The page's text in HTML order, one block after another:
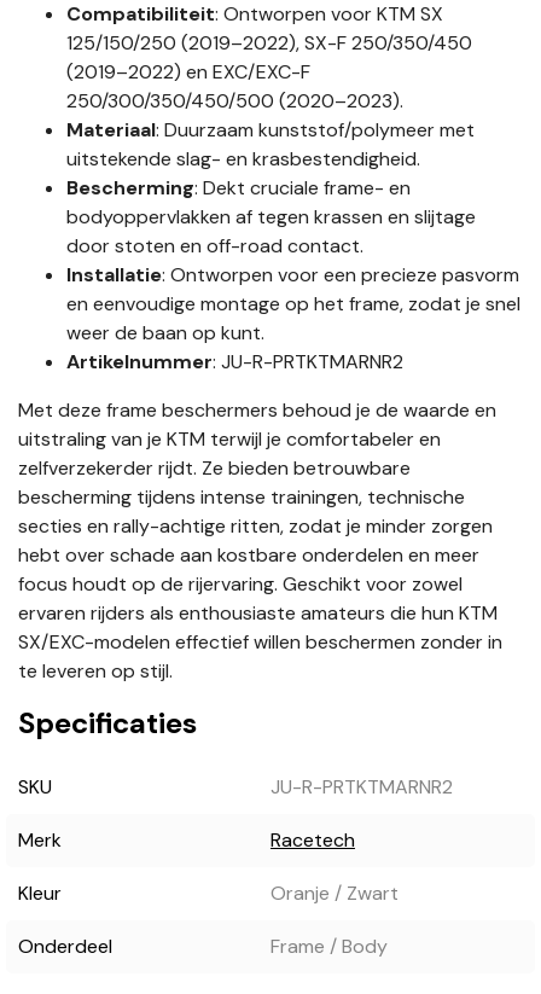
Compatibiliteit: Ontworpen voor KTM SX
125/150/250 (2019–2022), SX-F 250/350/450
(2019–2022) en EXC/EXC-F
250/300/350/450/500 (2020–2023).
Materiaal: Duurzaam kunststof/polymeer met
uitstekende slag- en krasbestendigheid.
Bescherming: Dekt cruciale frame- en
bodyoppervlakken af tegen krassen en slijtage
door stoten en off-road contact.
Installatie: Ontworpen voor een precieze pasvorm
en eenvoudige montage op het frame, zodat je snel
weer de baan op kunt.
Artikelnummer: JU-R-PRTKTMARNR2
Met deze frame beschermers behoud je de waarde en
uitstraling van je KTM terwijl je comfortabeler en
zelfverzekerder rijdt. Ze bieden betrouwbare
bescherming tijdens intense trainingen, technische
secties en rally-achtige ritten, zodat je minder zorgen
hebt over schade aan kostbare onderdelen en meer
focus houdt op de rijervaring. Geschikt voor zowel
ervaren rijders als enthousiaste amateurs die hun KTM
SX/EXC-modelen effectief willen beschermen zonder in
te leveren op stijl.
Specificaties
SKU JU-R-PRTKTMARNR2
Merk Racetech
Kleur Oranje / Zwart
Onderdeel Frame / Body